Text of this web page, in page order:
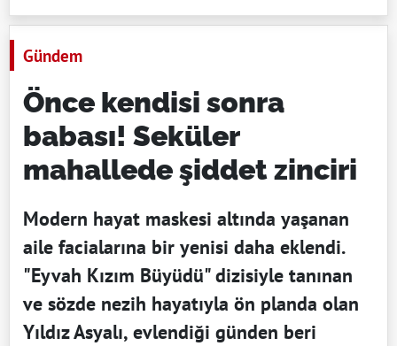
Gündem
Önce kendisi sonra
babası! Seküler
mahallede şiddet zinciri
Modern hayat maskesi altında yaşanan
aile facialarına bir yenisi daha eklendi.
"Eyvah Kızım Büyüdü" dizisiyle tanınan
ve sözde nezih hayatıyla ön planda olan
Yıldız Asyalı, evlendiği günden beri